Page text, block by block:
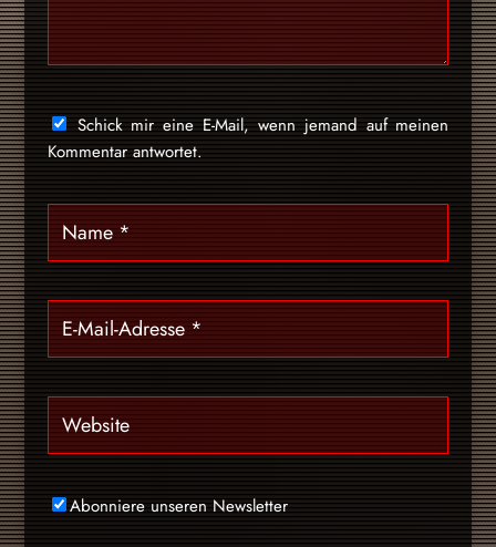
Schick mir eine E-Mail, wenn jemand auf meinen
Kommentar antwortet.
Abonniere unseren Newsletter